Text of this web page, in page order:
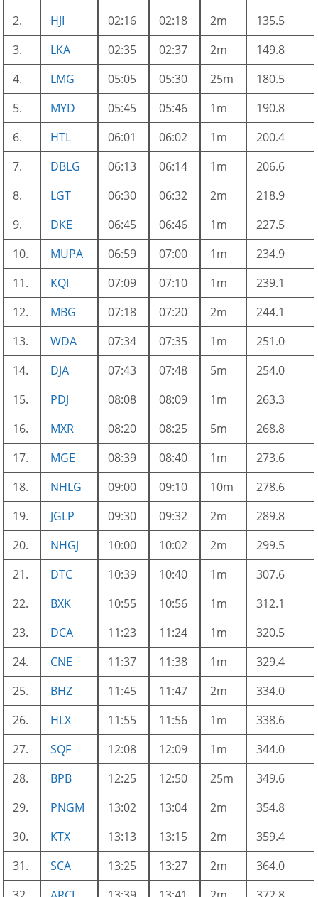
2.
HJI 02:16 02:18 2m
135.5
3.
LKA 02:35 02:37 2m
149.8
4.
LMG 05:05 05:30 25m
180.5
5.
MYD 05:45 05:46 1m
190.8
6.
HTL 06:01 06:02 1m
200.4
7.
DBLG 06:13 06:14 1m
206.6
8.
LGT 06:30 06:32 2m
218.9
9.
DKE 06:45 06:46 1m
227.5
10.
MUPA 06:59 07:00 1m
234.9
11.
KQI 07:09 07:10 1m
239.1
12.
MBG 07:18 07:20 2m
244.1
13.
WDA 07:34 07:35 1m
251.0
14.
DJA 07:43 07:48 5m
254.0
15.
PDJ 08:08 08:09 1m
263.3
16.
MXR 08:20 08:25 5m
268.8
17.
MGE 08:39 08:40 1m
273.6
18.
NHLG 09:00 09:10 10m
278.6
19.
JGLP 09:30 09:32 2m
289.8
20.
NHGJ 10:00 10:02 2m
299.5
21.
DTC 10:39 10:40 1m
307.6
22.
BXK 10:55 10:56 1m
312.1
23.
DCA 11:23 11:24 1m
320.5
24.
CNE 11:37 11:38 1m
329.4
25.
BHZ 11:45 11:47 2m
334.0
26.
HLX 11:55 11:56 1m
338.6
27.
SQF 12:08 12:09 1m
344.0
28.
BPB 12:25 12:50 25m
349.6
29.
PNGM 13:02 13:04 2m
354.8
30.
KTX 13:13 13:15 2m
359.4
31.
SCA 13:25 13:27 2m
364.0